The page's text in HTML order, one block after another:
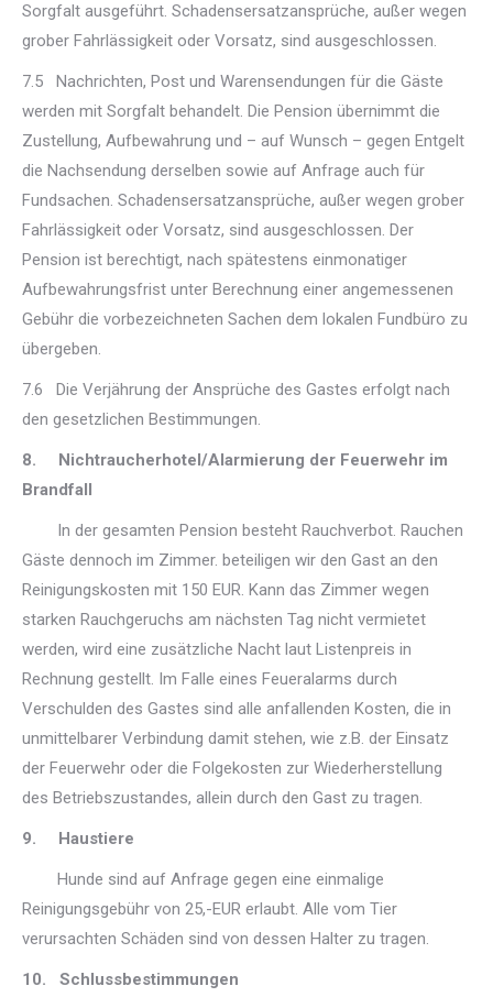
Sorgfalt ausgeführt. Schadensersatzansprüche, außer wegen
grober Fahrlässigkeit oder Vorsatz, sind ausgeschlossen.
7.5 Nachrichten, Post und Warensendungen für die Gäste
werden mit Sorgfalt behandelt. Die Pension übernimmt die
Zustellung, Aufbewahrung und – auf Wunsch – gegen Entgelt
die Nachsendung derselben sowie auf Anfrage auch für
Fundsachen. Schadensersatzansprüche, außer wegen grober
Fahrlässigkeit oder Vorsatz, sind ausgeschlossen. Der
Pension ist berechtigt, nach spätestens einmonatiger
Aufbewahrungsfrist unter Berechnung einer angemessenen
Gebühr die vorbezeichneten Sachen dem lokalen Fundbüro zu
übergeben.
7.6 Die Verjährung der Ansprüche des Gastes erfolgt nach
den gesetzlichen Bestimmungen.
8. Nichtraucherhotel/Alarmierung der Feuerwehr im
Brandfall
In der gesamten Pension besteht Rauchverbot. Rauchen
Gäste dennoch im Zimmer. beteiligen wir den Gast an den
Reinigungskosten mit 150 EUR. Kann das Zimmer wegen
starken Rauchgeruchs am nächsten Tag nicht vermietet
werden, wird eine zusätzliche Nacht laut Listenpreis in
Rechnung gestellt. Im Falle eines Feueralarms durch
Verschulden des Gastes sind alle anfallenden Kosten, die in
unmittelbarer Verbindung damit stehen, wie z.B. der Einsatz
der Feuerwehr oder die Folgekosten zur Wiederherstellung
des Betriebszustandes, allein durch den Gast zu tragen.
9. Haustiere
Hunde sind auf Anfrage gegen eine einmalige
Reinigungsgebühr von 25,-EUR erlaubt. Alle vom Tier
verursachten Schäden sind von dessen Halter zu tragen.
10. Schlussbestimmungen